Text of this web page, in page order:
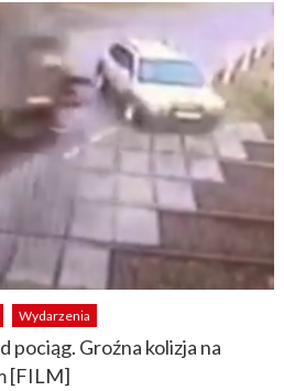
Wydarzenia
pociąg. Groźna kolizja na
[FILM]